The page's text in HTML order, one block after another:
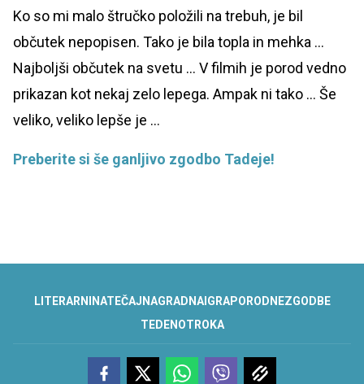
Ko so mi malo štručko položili na trebuh, je bil
občutek nepopisen. Tako je bila topla in mehka …
Najboljši občutek na svetu … V filmih je porod vedno
prikazan kot nekaj zelo lepega. Ampak ni tako … Še
veliko, veliko lepše je …
Preberite si še ganljivo zgodbo Tadeje!
LITERARNI NATEČAJ NAGRADNAIGRAPORODNEZGODBE
TEDEN OTROKA